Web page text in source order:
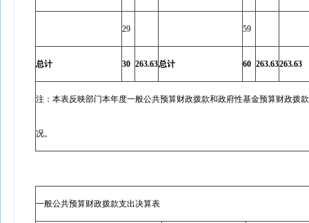
29 59
总计 30 263.63总计 60 263.63263.63
注：本表反映部门本年度一般公共预算财政拨款和政府性基金预算财政拨
况。
一般公共预算财政拨款支出决算表